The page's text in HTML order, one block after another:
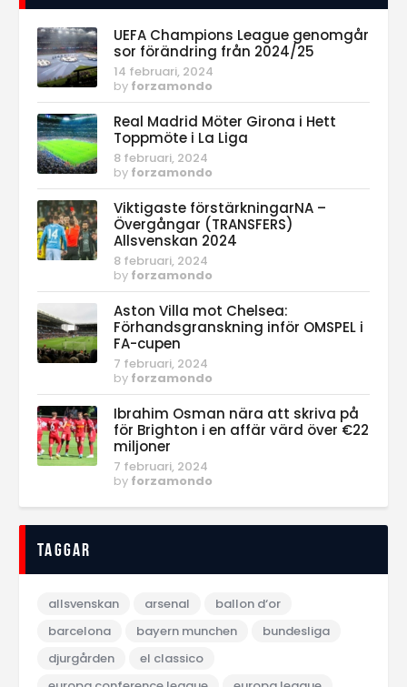
UEFA Champions League genomgår
sor förändring från 2024/25
14 februari, 2024
by forzamondo
Real Madrid Möter Girona i Hett
Toppmöte i La Liga
8 februari, 2024
by forzamondo
Viktigaste förstärkningarNA –
Övergångar (TRANSFERS)
Allsvenskan 2024
8 februari, 2024
by forzamondo
Aston Villa mot Chelsea:
Förhandsgranskning inför OMSPEL i
FA-cupen
7 februari, 2024
by forzamondo
Ibrahim Osman nära att skriva på
för Brighton i en affär värd över €22
miljoner
7 februari, 2024
by forzamondo
Taggar
allsvenskan arsenal
ballon d‘or
barcelona
bayern munchen
bundesliga
djurgården
el classico